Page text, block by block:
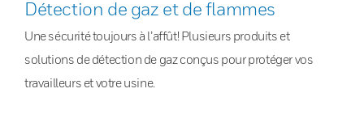
Détection de gaz et de flammes
Une sécurité toujours à l’affût! Plusieurs produits et
solutions de détection de gaz conçus pour protéger vos
travailleurs et votre usine.